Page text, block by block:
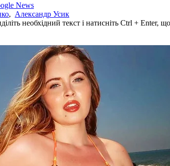
News
, Александр Усик
необхідний текст і натисніть Ctrl + Enter,